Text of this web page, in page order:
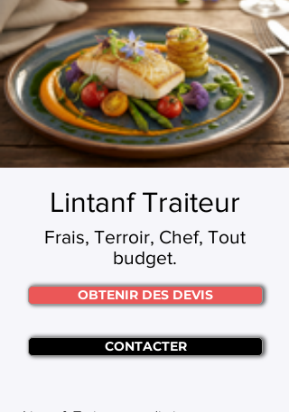
Lintanf Traiteur
Frais, Terroir, Chef, Tout
budget.
OBTENIR DES DEVIS
CONTACTER